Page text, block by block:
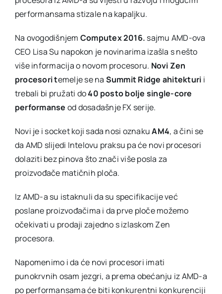
performansama stizale na kapaljku.
Na ovogodišnjem Computex 2016. sajmu AMD-ova
CEO Lisa Su napokon je novinarima izašla s nešto
više informacija o novom procesoru. Novi Zen
procesori temelje se na Summit Ridge ahitekturi i
trebali bi pružati do40 posto bolje single-core
performanse od dosadašnje FX serije.
Novi je i socket koji sada nosi oznakuAM4, a čini se
da AMD slijedi Intelovu praksu pa će novi procesori
dolaziti bez pinova što znači više posla za
proizvođače matičnih ploča.
Iz AMD-a su istaknuli da su specifikacije već
poslane proizvođačima i da prve ploče možemo
očekivati u prodaji zajedno s izlaskom Zen
procesora.
Napomenimo i da će novi procesori imati
punokrvnih osam jezgri, a prema obećanju iz AMD-a
po performansama će biti konkurentni konkurenciji